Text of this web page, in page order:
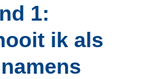
1:
ik als